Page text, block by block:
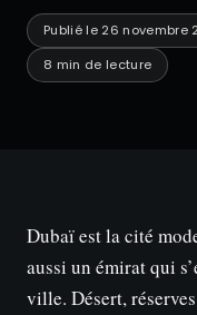
Publié le 26 novembre
8 min de lecture
Dubaï est la cité
aussi un émirat qui
ville. Désert,